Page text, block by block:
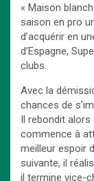
« Maison
saison en pro
d’acquérir en
d’Espagne,
clubs.
Avec la
chances de
Il rebondit alors
commence à
meilleur espoir
suivante, il
il termine vice-